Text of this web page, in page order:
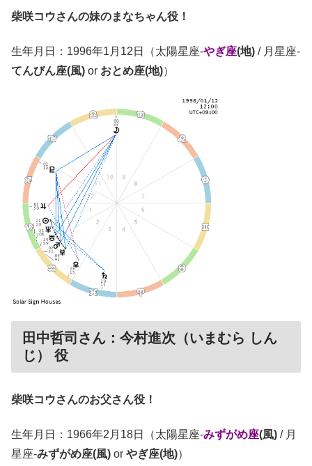
柴咲コウさんの妹のまなちゃん役！
生年月日：1996年1月12日（太陽星座-やぎ座(地) / 月星座-
てんびん座(風) or おとめ座(地)）
田中哲司さん：今村進次（いまむら しん
じ） 役
柴咲コウさんのお父さん役！
生年月日：1966年2月18日（太陽星座-みずがめ座(風) / 月
星座-みずがめ座(風) or やぎ座(地)）